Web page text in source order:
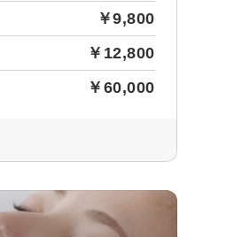
￥9,800
￥12,800
￥60,000